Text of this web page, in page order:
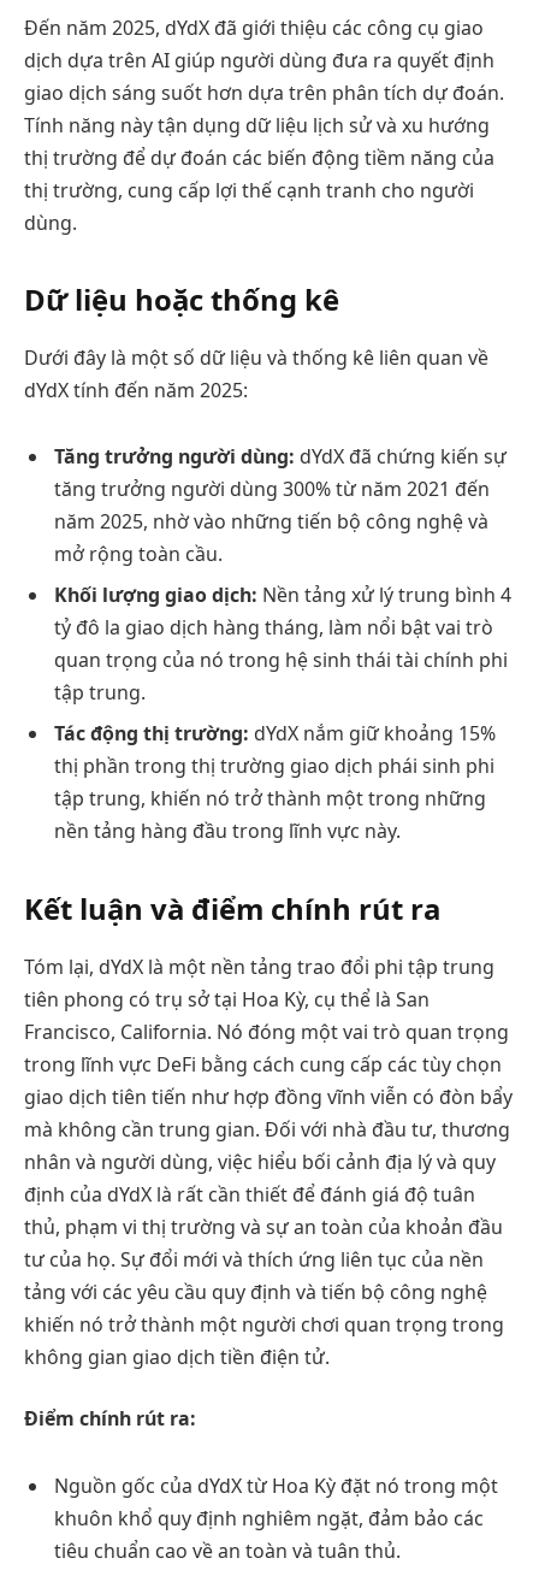
Đến năm 2025, dYdX đã giới thiệu các công cụ giao
dịch dựa trên AI giúp người dùng đưa ra quyết định
giao dịch sáng suốt hơn dựa trên phân tích dự đoán.
Tính năng này tận dụng dữ liệu lịch sử và xu hướng
thị trường để dự đoán các biến động tiềm năng của
thị trường, cung cấp lợi thế cạnh tranh cho người
dùng.
Dữ liệu hoặc thống kê
Dưới đây là một số dữ liệu và thống kê liên quan về
dYdX tính đến năm 2025:
Tăng trưởng người dùng: dYdX đã chứng kiến sự
tăng trưởng người dùng 300% từ năm 2021 đến
năm 2025, nhờ vào những tiến bộ công nghệ và
mở rộng toàn cầu.
Khối lượng giao dịch: Nền tảng xử lý trung bình 4
tỷ đô la giao dịch hàng tháng, làm nổi bật vai trò
quan trọng của nó trong hệ sinh thái tài chính phi
tập trung.
Tác động thị trường: dYdX nắm giữ khoảng 15%
thị phần trong thị trường giao dịch phái sinh phi
tập trung, khiến nó trở thành một trong những
nền tảng hàng đầu trong lĩnh vực này.
Kết luận và điểm chính rút ra
Tóm lại, dYdX là một nền tảng trao đổi phi tập trung
tiên phong có trụ sở tại Hoa Kỳ, cụ thể là San
Francisco, California. Nó đóng một vai trò quan trọng
trong lĩnh vực DeFi bằng cách cung cấp các tùy chọn
giao dịch tiên tiến như hợp đồng vĩnh viễn có đòn bẩy
mà không cần trung gian. Đối với nhà đầu tư, thương
nhân và người dùng, việc hiểu bối cảnh địa lý và quy
định của dYdX là rất cần thiết để đánh giá độ tuân
thủ, phạm vi thị trường và sự an toàn của khoản đầu
tư của họ. Sự đổi mới và thích ứng liên tục của nền
tảng với các yêu cầu quy định và tiến bộ công nghệ
khiến nó trở thành một người chơi quan trọng trong
không gian giao dịch tiền điện tử.
Điểm chính rút ra:
Nguồn gốc của dYdX từ Hoa Kỳ đặt nó trong một
khuôn khổ quy định nghiêm ngặt, đảm bảo các
tiêu chuẩn cao về an toàn và tuân thủ.